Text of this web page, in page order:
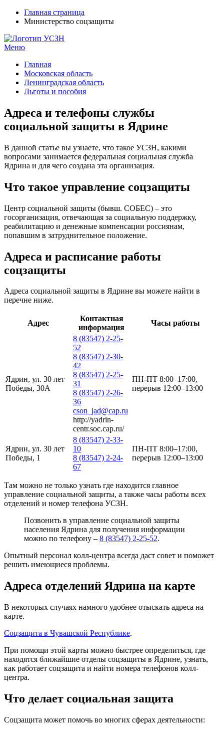
Главная страница
Министерство соцзащиты
Меню
Главная
Московская область
Ленинградская область
Льготы и пособия
Адреса и телефоны службы
социальной защиты в Ядрине
В данной статье вы узнаете, что такое УСЗН, какими
вопросами занимается федеральная социальная служба
Ядрина и для чего создана эта организация.
Что такое управление соцзащиты
Центр социальной защиты (бывш. СОБЕС) – это
госорганизация, отвечающая за социальную поддержку,
реабилитацию и денежные компенсации россиянам,
попавшим в затруднительное положение.
Адреса и расписание работы
соцзащиты
Адреса социальной защиты в Ядрине вы можете найти в
перечне ниже.
Адрес
Контактная
информация
Часы работы
Ядрин, ул. 30 лет
Победы, 30А
8 (83547) 2-25-
52
8 (83547) 2-30-
42
8 (83547) 2-25-
31
8 (83547) 2-26-
36
cson_jad@cap.ru
http://yadrin-
centr.soc.cap.ru/
ПН-ПТ 8:00–17:00,
перерыв 12:00–13:00
Ядрин, ул. 30 лет
Победы, 1
8 (83547) 2-33-
10
8 (83547) 2-24-
67
ПН-ПТ 8:00–17:00,
перерыв 12:00–13:00
Там можно не только узнать где находится главное
управление социальной защиты, а также часы работы всех
отделений и номер телефона УСЗН.
Позвонить в управление социальной защиты
населения Ядрина для получения информации
можно по телефону – 8 (83547) 2-25-52.
Опытный персонал колл-центра всегда даст совет и поможет
решить имеющиеся проблемы.
Адреса отделений Ядрина на карте
В некоторых случаях намного удобнее отыскать адреса на
карте.
Соцзащита в Чувашской Республике.
При помощи этой карты можно быстрее определиться, где
находятся ближайшие отделы соцзащиты в Ядрине, узнать,
как работает соцзащита и найти номера телефонов колл-
центра.
Что делает социальная защита
Соцзащита может помочь во многих сферах деятельности: